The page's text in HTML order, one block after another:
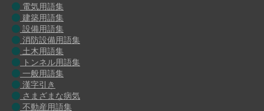
電気用語集
建築用語集
設備用語集
消防設備用語集
土木用語集
トンネル用語集
一般用語集
漢字引き
さまざまな病気
不動産用語集